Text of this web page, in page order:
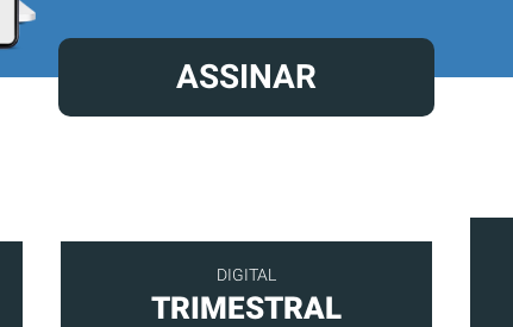
ASSINAR
DIGITAL
TRIMESTRAL